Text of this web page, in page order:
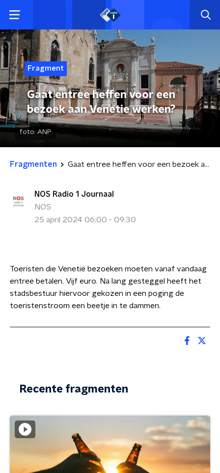
Fragment
Gaat entree heffen voor een
bezoek aan Venetie werken?
foto: ANP
Fragmenten Gaat entree heffen voor een bezoek aan Venetie werken?
NOS Radio 1 Journaal
NOS
25 april 2024 06:00 - 09:30
Toeristen die Venetië bezoeken moeten vanaf vandaag
entree betalen. Vijf euro. Na lang gesteggel heeft het
stadsbestuur hiervoor gekozen in een poging de
toeristenstroom een beetje in te dammen.
Recente fragmenten